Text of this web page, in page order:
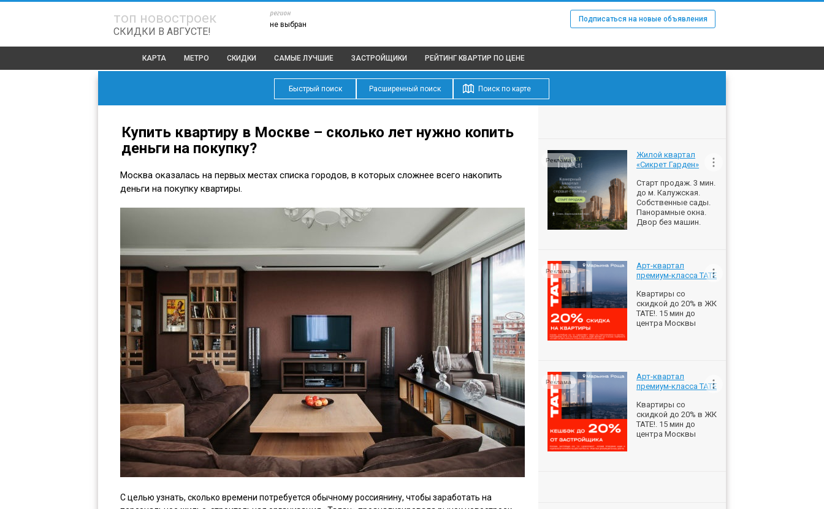
топ новостроек
СКИДКИ В АВГУСТЕ!
регион
не выбран
Подписаться на новые объявления
КАРТА МЕТРО СКИДКИ САМЫЕ ЛУЧШИЕ ЗАСТРОЙЩИКИ РЕЙТИНГ КВАРТИР ПО ЦЕНЕ
Быстрый поиск Расширенный поиск Поиск по карте
Купить квартиру в Москве – сколько лет нужно копить
деньги на покупку?
Москва оказалась на первых местах списка городов, в которых сложнее всего накопить
деньги на покупку квартиры.
С целью узнать, сколько времени потребуется обычному россиянину, чтобы заработать на
Жилой квартал
«Сикрет Гарден»
Старт продаж. 3 мин.
до м. Калужская.
Собственные сады.
Панорамные окна.
Двор без машин.
Реклама
Арт-квартал
премиум-класса ТАТЕ
Квартиры со
скидкой до 20% в ЖК
ТАТЕ!. 15 мин до
центра Москвы
Реклама
Арт-квартал
премиум-класса ТАТЕ
Квартиры со
скидкой до 20% в ЖК
ТАТЕ!. 15 мин до
центра Москвы
Реклама